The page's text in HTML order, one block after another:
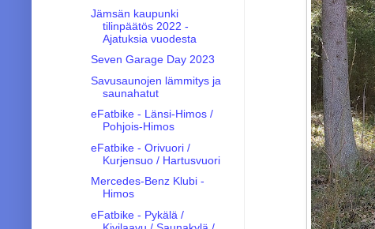
Jämsän kaupunki
tilinpäätös 2022 -
Ajatuksia vuodesta
Seven Garage Day 2023
Savusaunojen lämmitys ja
saunahatut
eFatbike - Länsi-Himos /
Pohjois-Himos
eFatbike - Orivuori /
Kurjensuo / Hartusvuori
Mercedes-Benz Klubi -
Himos
eFatbike - Pykälä /